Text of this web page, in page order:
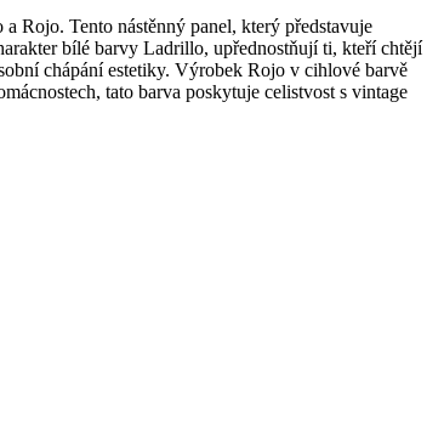
Rojo. Tento nástěnný panel, který představuje
bílé barvy Ladrillo, upřednostňují ti, kteří chtějí
chápání estetiky. Výrobek Rojo v cihlové barvě
tato barva poskytuje celistvost s vintage